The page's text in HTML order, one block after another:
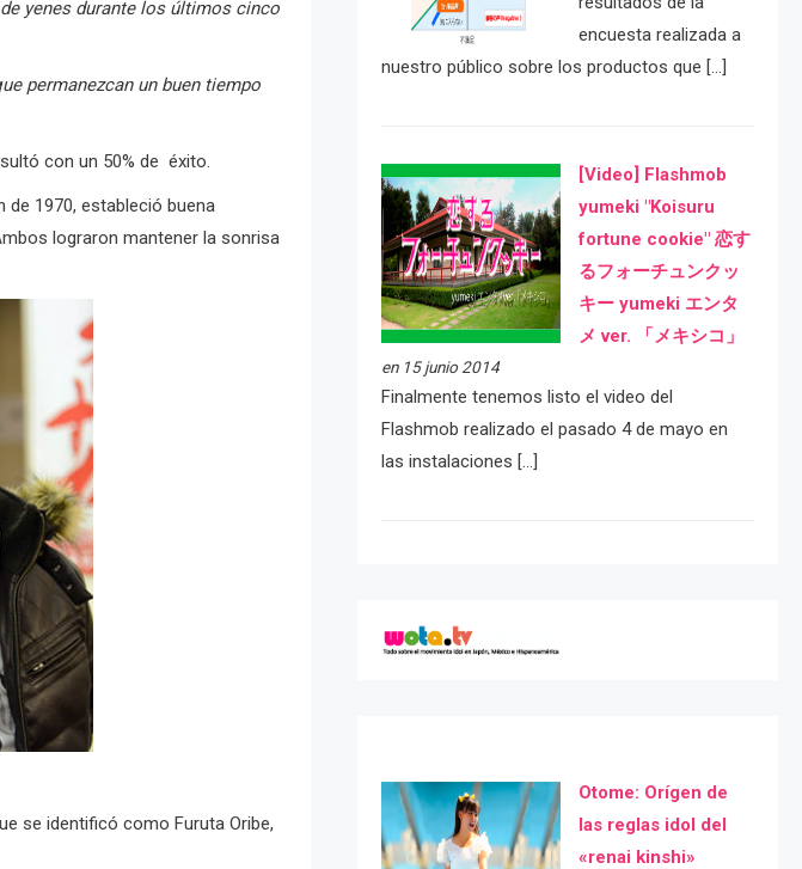
yenes durante los últimos cinco
permanezcan un buen tiempo
con un 50% de éxito.
de 1970, estableció buena
lograron mantener la sonrisa
se identificó como Furuta Oribe,
encuesta realizada a
nuestro público sobre los productos que […]
[Video] Flashmob
yumeki "Koisuru
fortune cookie" 恋す
るフォーチュンクッ
キー yumeki エンタ
メ ver. 「メキシコ」
en 15 junio 2014
Finalmente tenemos listo el video del
Flashmob realizado el pasado 4 de mayo en
las instalaciones […]
Otome: Orígen de
las reglas idol del
«renai kinshi»